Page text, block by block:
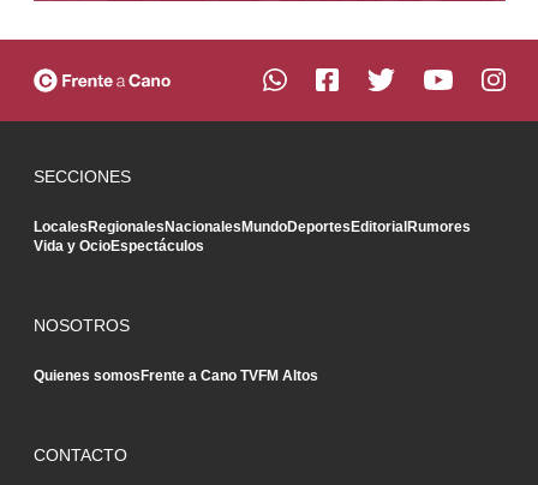
SECCIONES
LocalesRegionalesNacionalesMundoDeportesEditorialRumores
Vida y OcioEspectáculos
NOSOTROS
Quienes somosFrente a Cano TVFM Altos
CONTACTO